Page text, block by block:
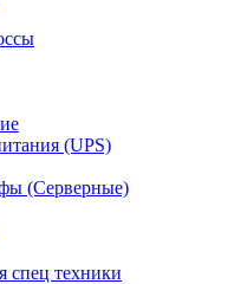
(UPS)
(Серверные)
спец техники